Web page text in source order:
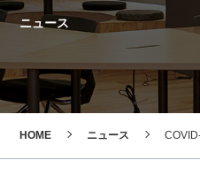
ニュース
HOME ニュース